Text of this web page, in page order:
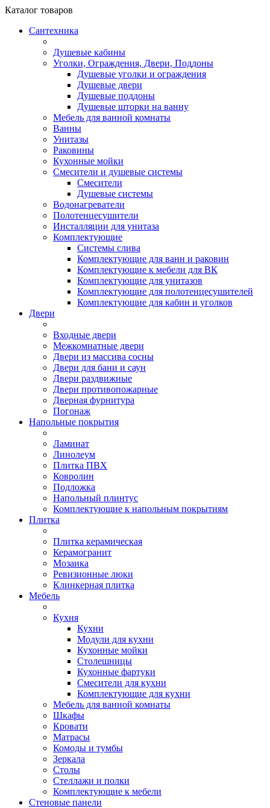
Каталог товаров
Сантехника
Душевые кабины
Уголки, Ограждения, Двери, Поддоны
Душевые уголки и ограждения
Душевые двери
Душевые поддоны
Душевые шторки на ванну
Мебель для ванной комнаты
Ванны
Унитазы
Раковины
Кухонные мойки
Смесители и душевые системы
Смесители
Душевые системы
Водонагреватели
Полотенцесушители
Инсталляции для унитаза
Комплектующие
Системы слива
Комплектующие для ванн и раковин
Комплектующие к мебели для ВК
Комплектующие для унитазов
Комплектующие для полотенцесушителей
Комплектующие для кабин и уголков
Двери
Входные двери
Межкомнатные двери
Двери из массива сосны
Двери для бани и саун
Двери раздвижные
Двери противопожарные
Дверная фурнитура
Погонаж
Напольные покрытия
Ламинат
Линолеум
Плитка ПВХ
Ковролин
Подложка
Напольный плинтус
Комплектующие к напольным покрытиям
Плитка
Плитка керамическая
Керамогранит
Мозаика
Ревизионные люки
Клинкерная плитка
Мебель
Кухня
Кухни
Модули для кухни
Кухонные мойки
Столешницы
Кухонные фартуки
Смесители для кухни
Комплектующие для кухни
Мебель для ванной комнаты
Шкафы
Кровати
Матрасы
Комоды и тумбы
Зеркала
Столы
Стеллажи и полки
Комплектующие к мебели
Стеновые панели